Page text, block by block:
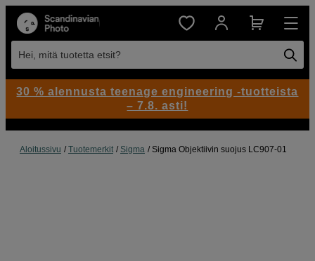
Hei, mitä tuotetta etsit?
Aloitussivu Tuotemerkit Sigma Sigma Objektiivin suojus LC907-01
30 % alennusta teenage engineering -tuotteista
– 7.8. asti!